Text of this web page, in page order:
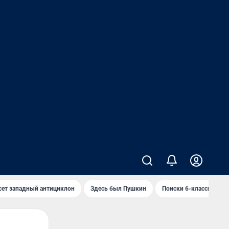
западный антициклон Здесь был Пушкин Поиски 6-классника